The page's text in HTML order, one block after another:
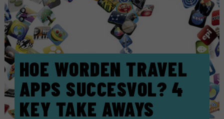
HOE WORDEN TRAVEL
APPS SUCCESVOL? 4
KEY TAKE AWAYS